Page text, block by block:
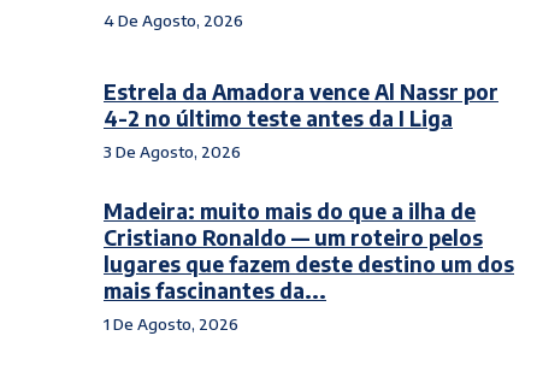
4 De Agosto, 2026
Estrela da Amadora vence Al Nassr por
4-2 no último teste antes da I Liga
3 De Agosto, 2026
Madeira: muito mais do que a ilha de
Cristiano Ronaldo — um roteiro pelos
lugares que fazem deste destino um dos
mais fascinantes da...
1 De Agosto, 2026